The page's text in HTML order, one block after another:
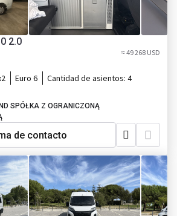
2.0
≈ 49 268 USD
Euro 6 Cantidad de asientos: 4
SPÓŁKA Z OGRANICZONĄ
de contacto